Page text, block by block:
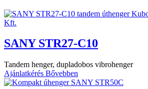
SANY STR27-C10
Tandem henger, dupladobos vibrohenger
Ajánlatkérés Bővebben